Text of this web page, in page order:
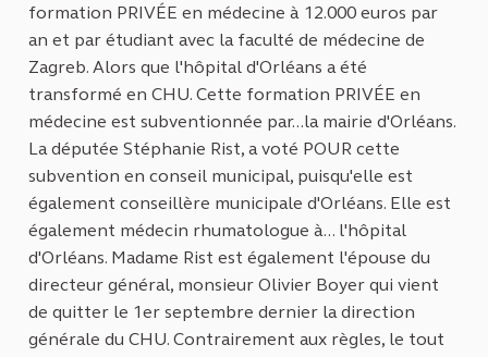
formation PRIVÉE en médecine à 12.000 euros par
an et par étudiant avec la faculté de médecine de
Zagreb. Alors que l'hôpital d'Orléans a été
transformé en CHU. Cette formation PRIVÉE en
médecine est subventionnée par...la mairie d'Orléans.
La députée Stéphanie Rist, a voté POUR cette
subvention en conseil municipal, puisqu'elle est
également conseillère municipale d'Orléans. Elle est
également médecin rhumatologue à... l'hôpital
d'Orléans. Madame Rist est également l'épouse du
directeur général, monsieur Olivier Boyer qui vient
de quitter le 1er septembre dernier la direction
générale du CHU. Contrairement aux règles, le tout